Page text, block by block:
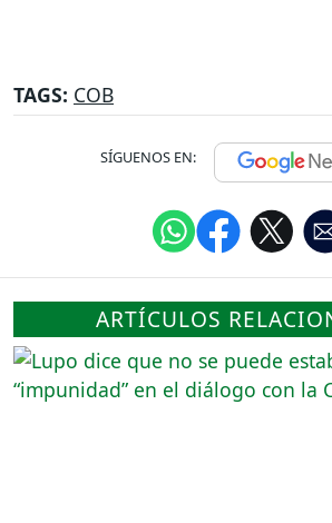
TAGS: COB
SÍGUENOS EN:
ARTÍCULOS